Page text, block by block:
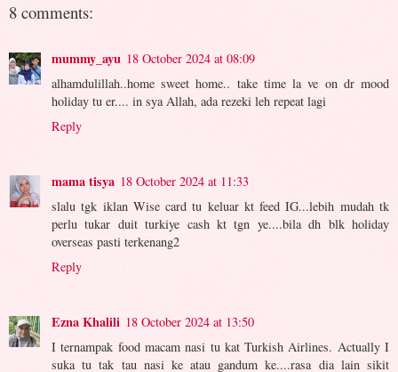
8 comments:
mummy_ayu 18 October 2024 at 08:09
alhamdulillah..home sweet home.. take time la ve on dr mood
holiday tu er.... in sya Allah, ada rezeki leh repeat lagi
Reply
mama tisya 18 October 2024 at 11:33
slalu tgk iklan Wise card tu keluar kt feed IG...lebih mudah tk
perlu tukar duit turkiye cash kt tgn ye....bila dh blk holiday
overseas pasti terkenang2
Reply
Ezna Khalili 18 October 2024 at 13:50
I ternampak food macam nasi tu kat Turkish Airlines. Actually I
suka tu tak tau nasi ke atau gandum ke....rasa dia lain sikit